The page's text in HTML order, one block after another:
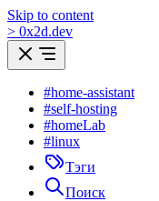
Skip to content
> 0x2d.dev
#home-assistant
#self-hosting
#homeLab
#linux
Тэги
Поиск